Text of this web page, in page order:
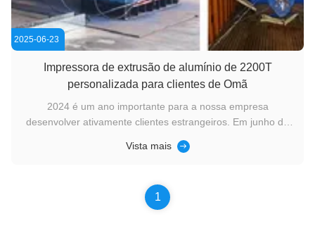
2025-06-23
Impressora de extrusão de alumínio de 2200T
personalizada para clientes de Omã
2024 é um ano importante para a nossa empresa
desenvolver ativamente clientes estrangeiros. Em junho de
(extrusora de alumínio) através das redes sociais, por isso
que o alumínio que este ...
Vista mais
1